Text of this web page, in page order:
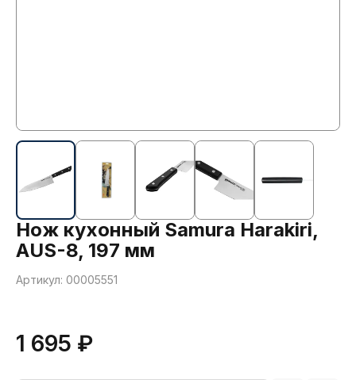
Нож кухонный Samura Harakiri,
AUS-8, 197 мм
Артикул: 00005551
1 695 ₽